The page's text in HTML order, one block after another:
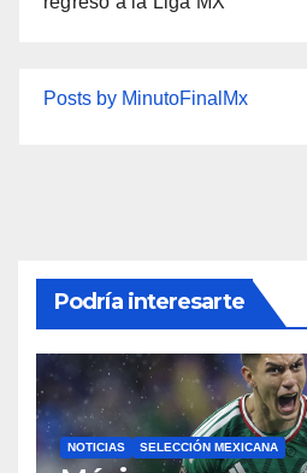
Posts by MinutoFinalMx
Podría interesarte
NOTICIAS SELECCIÓN MEXICANA